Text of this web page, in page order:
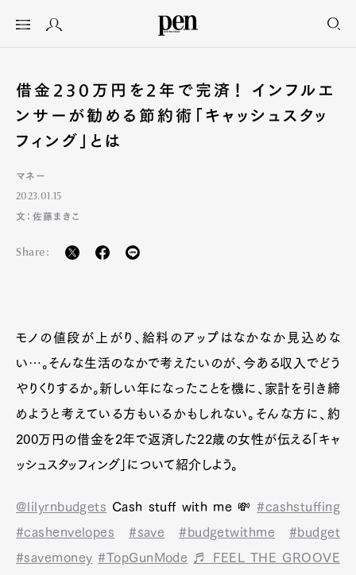
借金230万円を2年で完済！ インフルエ
ンサーが勧める節約術「キャッシュスタッ
フィング」とは
マネー
2023.01.15
文：佐藤まきこ
Share:
モノの値段が上がり、給料のアップはなかなか見込めな
い…。そんな生活のなかで考えたいのが、今ある収入でどう
やりくりするか。新しい年になったことを機に、家計を引き締
めようと考えている方もいるかもしれない。そんな方に、約
200万円の借金を2年で返済した22歳の女性が伝える「キャ
ッシュスタッフィング」について紹介しよう。
@lilyrnbudgets Cash stuff with me 💸#cashstuffing
#cashenvelopes
#save #budgetwithme
#budget
#savemoney #TopGunMode
♬ FEEL THE GROOVE